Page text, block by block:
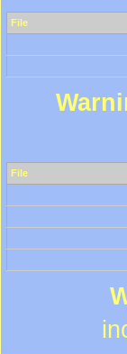
File
File